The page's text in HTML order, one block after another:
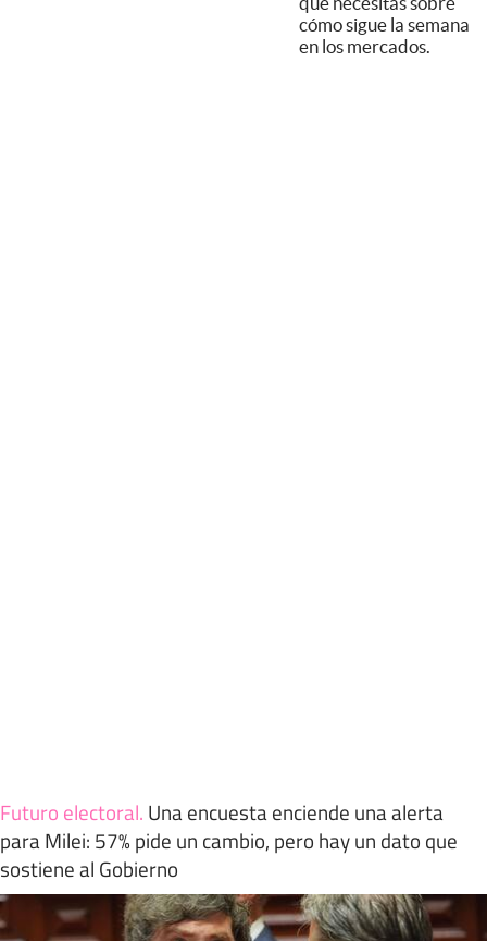
cómo sigue la semana
en los mercados.
Futuro electoral. Una encuesta enciende una alerta
para Milei: 57% pide un cambio, pero hay un dato que
sostiene al Gobierno